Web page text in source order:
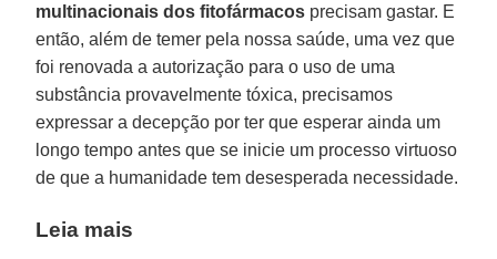
multinacionais dos fitofármacos precisam gastar. E
então, além de temer pela nossa saúde, uma vez que
foi renovada a autorização para o uso de uma
substância provavelmente tóxica, precisamos
expressar a decepção por ter que esperar ainda um
longo tempo antes que se inicie um processo virtuoso
de que a humanidade tem desesperada necessidade.
Leia mais